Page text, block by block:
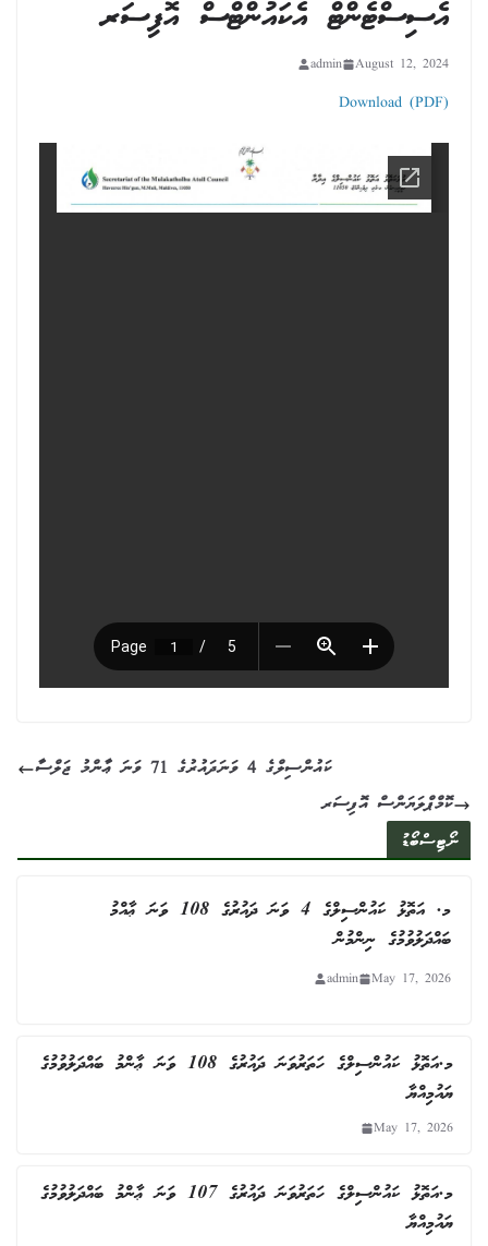
އެސިސްޓެންޓް އެކައުންޓްސް އޮފިސަރ
August 12, 2024
admin
Download (PDF)
ކައުންސިލްގެ 4 ވަނަދައުރުގެ 71 ވަނަ ޢާންމު ޖަލްސާ
ކޮމްޕްލަޔަންސް އޮފިސަރ
ނޯޓިސްބޯޑު
މ. އަތޮޅު ކައުންސިލްގެ 4 ވަނަ ދައުރުގެ 108 ވަނަ ޢާއްމު
ބައްދަލުވުމުގެ ނިންމުން
May 17, 2026
admin
މ.އަތޮޅު ކައުންސިލްގެ ހަތަރުވަނަ ދައުރުގެ 108 ވަނަ ޢާންމު ބައްދަލުވުމުގެ
ޔައުމިއްޔާ
May 17, 2026
މ.އަތޮޅު ކައުންސިލްގެ ހަތަރުވަނަ ދައުރުގެ 107 ވަނަ ޢާންމު ބައްދަލުވުމުގެ
ޔައުމިއްޔާ